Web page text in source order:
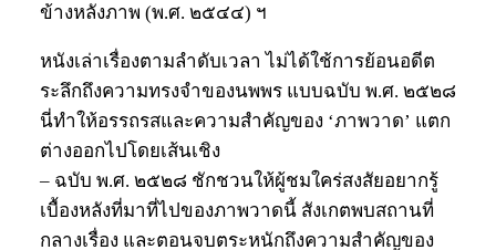
ข้างหลังภาพ (พ.ศ. ๒๕๔๔) ฯ
หนังเล่าเรื่องตามลำดับเวลา ไม่ได้ใช้การย้อนอดีต
ระลึกถึงความทรงจำของนพพร แบบฉบับ พ.ศ. ๒๕๒๘
นี่ทำให้อรรถรสและความสำคัญของ ‘ภาพวาด’ แตก
ต่างออกไปโดยเส้นเชิง
– ฉบับ พ.ศ. ๒๕๒๘ ชักชวนให้ผู้ชมใคร่สงสัยอยากรู้
เบื้องหลังที่มาที่ไปของภาพวาดนี้ สังเกตพบสถานที่
กลางเรื่อง และตอนจบตระหนักถึงความสำคัญของ